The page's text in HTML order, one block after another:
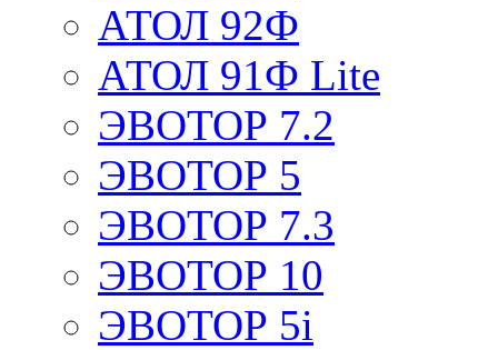
АТОЛ 92Ф
АТОЛ 91Ф Lite
ЭВОТОР 7.2
ЭВОТОР 5
ЭВОТОР 7.3
ЭВОТОР 10
ЭВОТОР 5i